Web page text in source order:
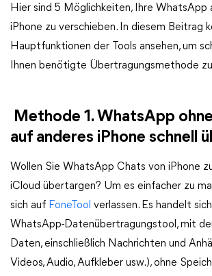
Hier sind 5 Möglichkeiten, Ihre WhatsApp
iPhone zu verschieben. In diesem Beitrag
Hauptfunktionen der Tools ansehen, um
Ihnen benötigte Übertragungsmethode
Methode 1. WhatsApp
auf anderes iPhone schnell
Wollen Sie WhatsApp Chats von iPhone
iCloud übertargen? Um es einfacher zu
sich auf FoneTool verlassen. Es handelt
WhatsApp-Datenübertragungstool, mit
Daten, einschließlich Nachrichten und
Videos, Audio, Aufkleber usw.), ohne